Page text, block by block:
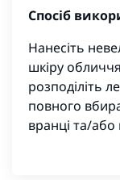
Спосіб
Нанесіть
шкіру
розподіліть
повного
вранці та/або